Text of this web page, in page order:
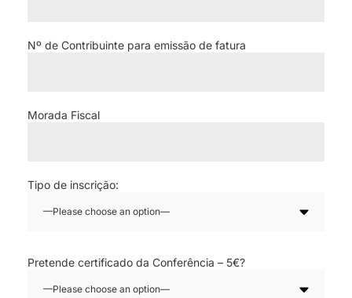
Nº de Contribuinte para emissão de fatura
Morada Fiscal
Tipo de inscrição:
Pretende certificado da Conferência – 5€?